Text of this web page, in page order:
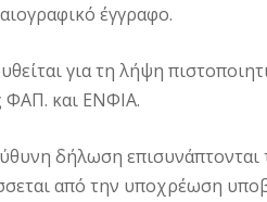
έγγραφο.
για τη λήψη
και ΕΝΦΙΑ.
δήλωση επισυνάπτονται
από την υποχρέωση